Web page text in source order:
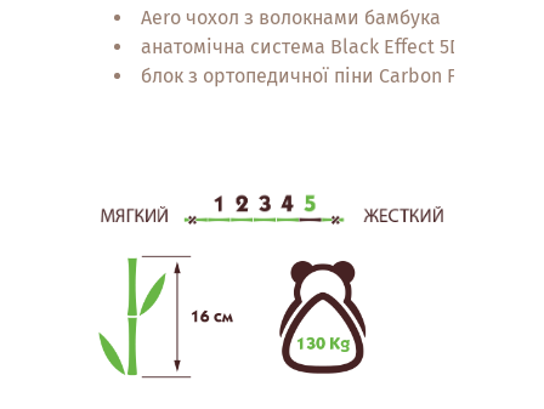
Aero чохол з волокнами бамбука
анатомічна система Black Effect 5D +
блок з ортопедичної піни Carbon Foam